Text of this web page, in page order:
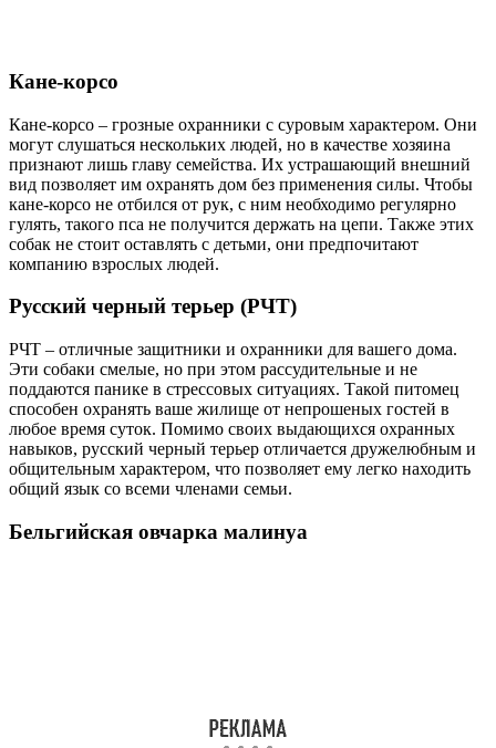
Кане-корсо
Кане-корсо – грозные охранники с суровым характером. Они
могут слушаться нескольких людей, но в качестве хозяина
признают лишь главу семейства. Их устрашающий внешний
вид позволяет им охранять дом без применения силы. Чтобы
кане-корсо не отбился от рук, с ним необходимо регулярно
гулять, такого пса не получится держать на цепи. Также этих
собак не стоит оставлять с детьми, они предпочитают
компанию взрослых людей.
Русский черный терьер (РЧТ)
РЧТ – отличные защитники и охранники для вашего дома.
Эти собаки смелые, но при этом рассудительные и не
поддаются панике в стрессовых ситуациях. Такой питомец
способен охранять ваше жилище от непрошеных гостей в
любое время суток. Помимо своих выдающихся охранных
навыков, русский черный терьер отличается дружелюбным и
общительным характером, что позволяет ему легко находить
общий язык со всеми членами семьи.
Бельгийская овчарка малинуа